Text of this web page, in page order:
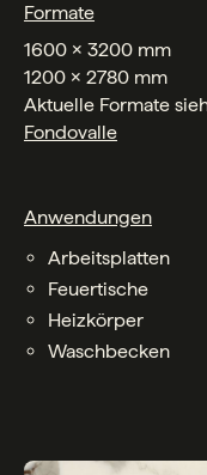
Formate
1600 x 3200 mm
1200 x 2780 mm
Aktuelle Formate
Fondovalle
Anwendungen
Arbeitsplatten
Feuertische
Heizkörper
Waschbecken